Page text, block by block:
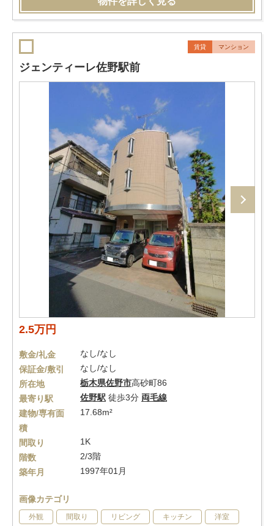
賃貸 マンション
ジェンティーレ佐野駅前
2.5万円
敷金/礼金
なし/なし
保証金/敷引
なし/なし
所在地
栃木県佐野市高砂町86
最寄り駅
佐野駅 徒歩3分 両毛線
建物/専有面
積
17.68m²
間取り
1K
階数
2/3階
築年月
1997年01月
画像カテゴリ
外観 間取り リビング キッチン 洋室